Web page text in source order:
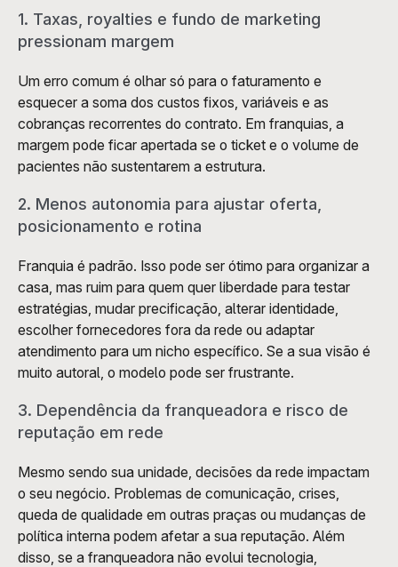
1. Taxas, royalties e fundo de marketing
pressionam margem
Um erro comum é olhar só para o faturamento e
esquecer a soma dos custos fixos, variáveis e as
cobranças recorrentes do contrato. Em franquias, a
margem pode ficar apertada se o ticket e o volume de
pacientes não sustentarem a estrutura.
2. Menos autonomia para ajustar oferta,
posicionamento e rotina
Franquia é padrão. Isso pode ser ótimo para organizar a
casa, mas ruim para quem quer liberdade para testar
estratégias, mudar precificação, alterar identidade,
escolher fornecedores fora da rede ou adaptar
atendimento para um nicho específico. Se a sua visão é
muito autoral, o modelo pode ser frustrante.
3. Dependência da franqueadora e risco de
reputação em rede
Mesmo sendo sua unidade, decisões da rede impactam
o seu negócio. Problemas de comunicação, crises,
queda de qualidade em outras praças ou mudanças de
política interna podem afetar a sua reputação. Além
disso, se a franqueadora não evolui tecnologia,